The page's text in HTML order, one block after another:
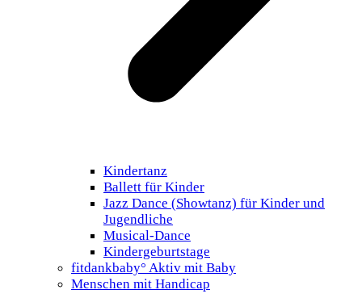
Kindertanz
Ballett für Kinder
Jazz Dance (Showtanz) für Kinder und
Jugendliche
Musical-Dance
Kindergeburtstage
fitdankbaby° Aktiv mit Baby
Menschen mit Handicap